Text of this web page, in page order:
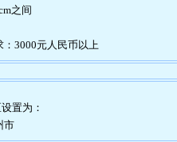
之间
3000元人民币以上
置为：
市